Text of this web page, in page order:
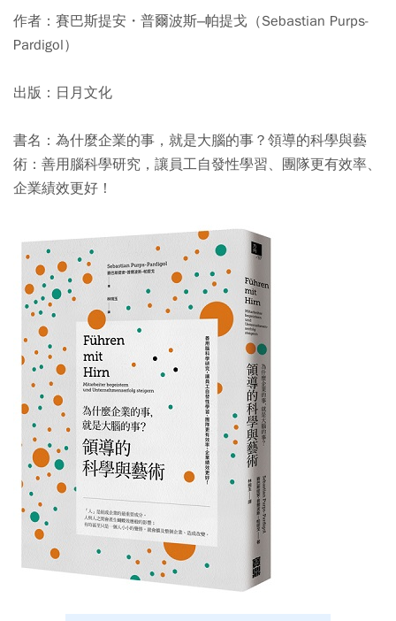
作者：賽巴斯提安・普爾波斯–帕提戈（Sebastian Purps-
Pardigol）
出版：日月文化
書名：為什麼企業的事，就是大腦的事？領導的科學與藝
術：善用腦科學研究，讓員工自發性學習、團隊更有效率、
企業績效更好！